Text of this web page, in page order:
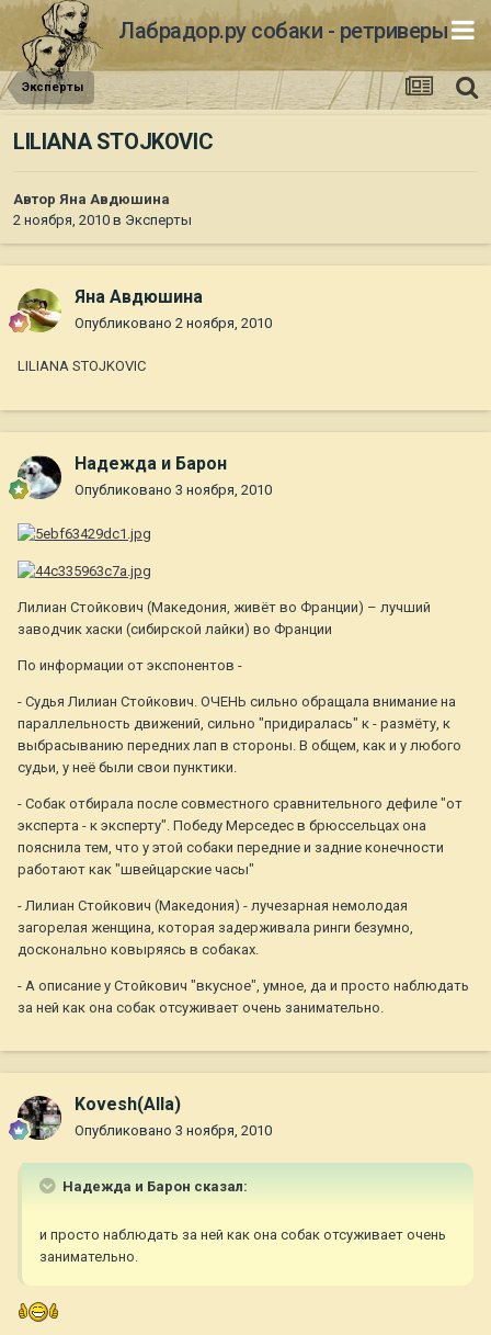
Лабрадор.ру собаки - ретриверы
Эксперты
LILIANA STOJKOVIC
Автор Яна Авдюшина
2 ноября, 2010 в Эксперты
Яна Авдюшина
Опубликовано 2 ноября, 2010
LILIANA STOJKOVIC
Надежда и Барон
Опубликовано 3 ноября, 2010
Лилиан Стойкович (Македония, живёт во Франции) – лучший
заводчик хаски (сибирской лайки) во Франции
По информации от экспонентов -
- Судья Лилиан Стойкович. ОЧЕНЬ сильно обращала внимание на
параллельность движений, сильно "придиралась" к - размёту, к
выбрасыванию передних лап в стороны. В общем, как и у любого
судьи, у неё были свои пунктики.
- Собак отбирала после совместного сравнительного дефиле "от
эксперта - к эксперту". Победу Мерседес в брюссельцах она
пояснила тем, что у этой собаки передние и задние конечности
работают как "швейцарские часы"
- Лилиан Стойкович (Македония) - лучезарная немолодая
загорелая женщина, которая задерживала ринги безумно,
досконально ковыряясь в собаках.
- А описание у Стойкович "вкусное", умное, да и просто наблюдать
за ней как она собак отсуживает очень занимательно.
Kovesh(Alla)
Опубликовано 3 ноября, 2010
Надежда и Барон сказал:
и просто наблюдать за ней как она собак отсуживает очень
занимательно.